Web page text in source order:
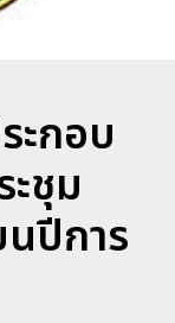
ะกอบ
ชุม
ปีการ